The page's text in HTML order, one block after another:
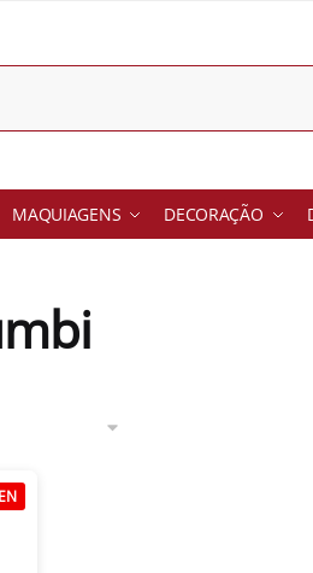
MAQUIAGENS DECORAÇÃO